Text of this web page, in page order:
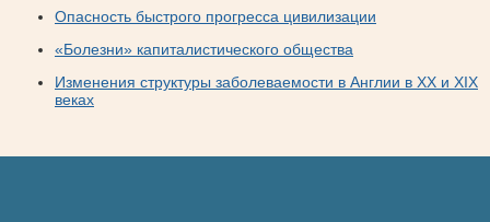
Опасность быстрого прогресса цивилизации
«Болезни» капиталистического общества
Изменения структуры заболеваемости в Англии в XX и XIX
веках